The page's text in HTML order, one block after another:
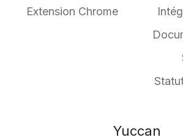
Extension Chrome
Yuccan